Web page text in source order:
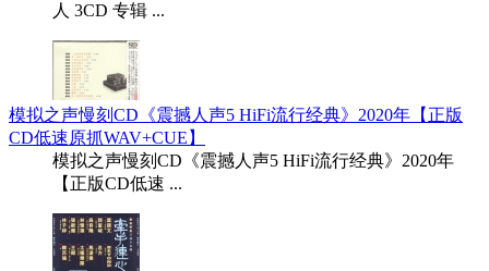
人 3CD 专辑 ...
模拟之声慢刻CD《震撼人声5 HiFi流行经典》2020年【正版
CD低速原抓WAV+CUE】
模拟之声慢刻CD《震撼人声5 HiFi流行经典》2020年
【正版CD低速 ...